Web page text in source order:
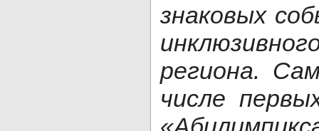
знаковых
региона.
числе